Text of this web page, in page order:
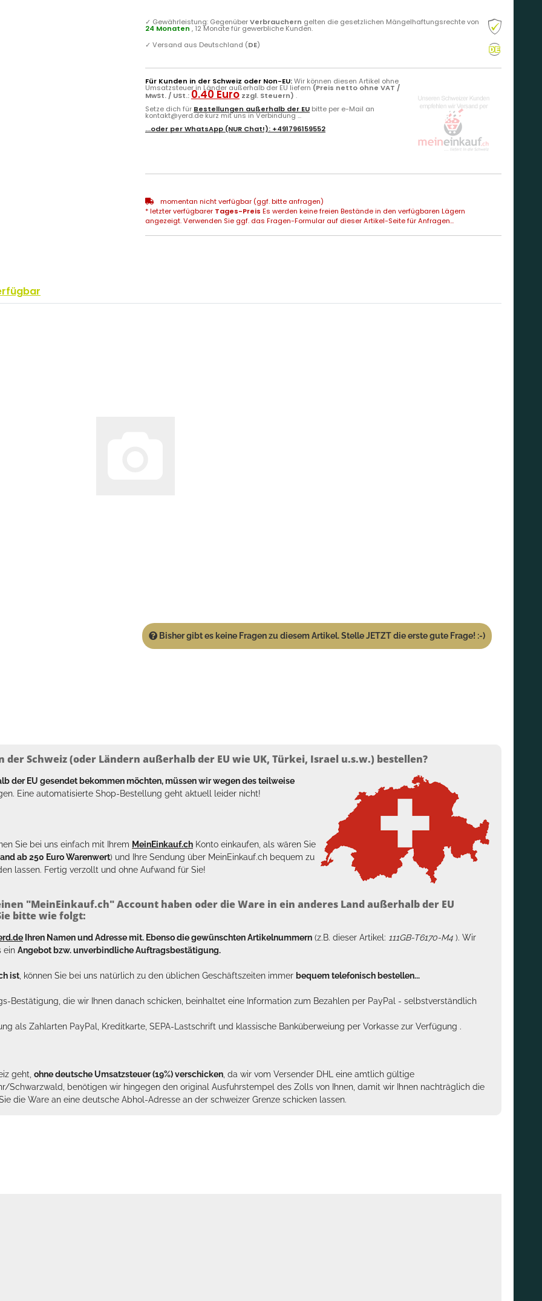
✓ Gewährleistung: GegenüberVerbrauchern gelten die gesetzlichen Mängelhaftungsrechte von
24 Monaten , 12 Monate für gewerbliche Kunden.
✓ Versand aus Deutschland (DE)
Für Kunden in der Schweiz oder Non-EU:Wir können diesen Artikel ohne
Umsatzsteuer in Länder außerhalb der EU liefern (Preis netto ohne VAT /
MwSt. / USt.: 0.40 Euro zzgl. Steuern) .
Setze dich für Bestellungen außerhalb der EU bitte per e-Mail an
kontakt@yerd.de kurz mit uns in Verbindung ...
...oder perWhatsApp (NUR Chat!): +491796159552
momentan nicht verfügbar (ggf. bitte anfragen)
* letzter verfügbarer Tages-Preis Es werden keine freien Bestände in den verfügbaren Lägern
angezeigt. Verwenden Sie ggf. das Fragen-Formular auf dieser Artikel-Seite für Anfragen...
Bisher gibt es keine Fragen zu diesem Artikel. Stelle JETZT die erste gute Frage! :-)
Schweiz (oder Ländern außerhalb der EU wie UK, Türkei, Israel u.s.w.) bestellen?
der EU gesendet bekommen möchten, müssen wir wegen des teilweise
Eine automatisierte Shop-Bestellung geht aktuell leider nicht!
Sie bei uns einfach mit Ihrem MeinEinkauf.ch Konto einkaufen, als wären Sie
ab 250 Euro Warenwert) und Ihre Sendung über MeinEinkauf.ch bequem zu
lassen. Fertig verzollt und ohne Aufwand für Sie!
"MeinEinkauf.ch" Account haben oder die Ware in ein anderes Land außerhalb der EU
bitte wie folgt:
Ihren Namen und Adresse mit. Ebenso die gewünschten Artikelnummern (z.B. dieser Artikel: 111GB-T6170-M4 ). Wir
ein Angebot bzw. unverbindliche Auftragsbestätigung.
ist , können Sie bei uns natürlich zu den üblichen Geschäftszeiten immer bequem telefonisch bestellen...
Bestätigung, die wir Ihnen danach schicken, beinhaltet eine Information zum Bezahlen per PayPal - selbstverständlich
als Zahlarten PayPal, Kreditkarte, SEPA-Lastschrift und klassische Banküberweiung per Vorkasse zur Verfügung .
geht, ohne deutsche Umsatzsteuer (19%) verschicken , da wir vom Versender DHL eine amtlich gültige
Schwarzwald, benötigen wir hingegen den original Ausfuhrstempel des Zolls von Ihnen, damit wir Ihnen nachträglich die
die Ware an eine deutsche Abhol-Adresse an der schweizer Grenze schicken lassen.